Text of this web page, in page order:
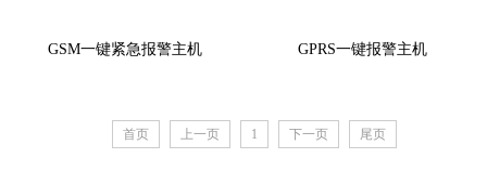
GSM一键紧急报警主机 GPRS一键报警主机
首页 上一页 1 下一页 尾页